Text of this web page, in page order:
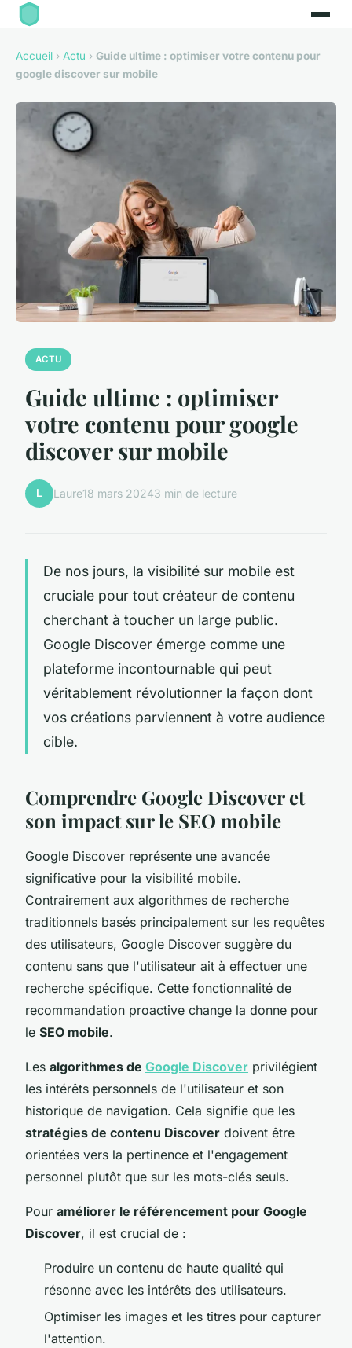
Accueil › Actu › Guide ultime : optimiser votre contenu pour
google discover sur mobile
ACTU
Guide ultime : optimiser
votre contenu pour google
discover sur mobile
L Laure18 mars 20243 min de lecture
De nos jours, la visibilité sur mobile est
cruciale pour tout créateur de contenu
cherchant à toucher un large public.
Google Discover émerge comme une
plateforme incontournable qui peut
véritablement révolutionner la façon dont
vos créations parviennent à votre audience
cible.
Comprendre Google Discover et
son impact sur le SEO mobile
Google Discover représente une avancée
significative pour la visibilité mobile.
Contrairement aux algorithmes de recherche
traditionnels basés principalement sur les requêtes
des utilisateurs, Google Discover suggère du
contenu sans que l'utilisateur ait à effectuer une
recherche spécifique. Cette fonctionnalité de
recommandation proactive change la donne pour
le SEO mobile.
Les algorithmes de Google Discover privilégient
les intérêts personnels de l'utilisateur et son
historique de navigation. Cela signifie que les
stratégies de contenu Discover doivent être
orientées vers la pertinence et l'engagement
personnel plutôt que sur les mots-clés seuls.
Pour améliorer le référencement pour Google
Discover, il est crucial de :
Produire un contenu de haute qualité qui
résonne avec les intérêts des utilisateurs.
Optimiser les images et les titres pour capturer
l'attention.